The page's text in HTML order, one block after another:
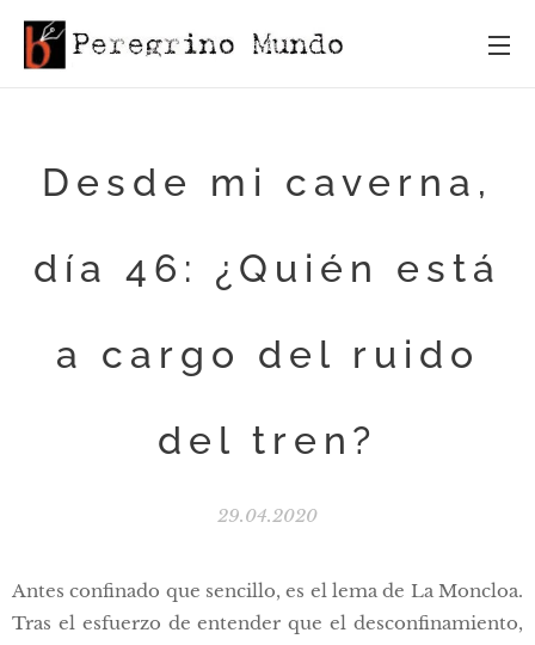
Desde mi caverna,
día 46: ¿Quién está
a cargo del ruido
del tren?
29.04.2020
Antes confinado que sencillo, es el lema de La Moncloa.
Tras el esfuerzo de entender que el desconfinamiento,